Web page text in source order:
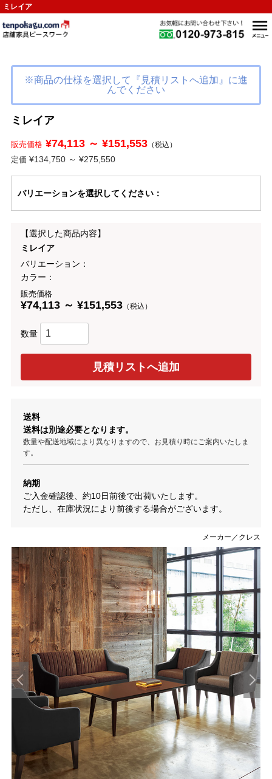
ミレイア
メーカー／クレス
※商品の仕様を選択して『見積リストへ追加』に進
んでください
ミレイア
販売価格¥74,113 ～ ¥151,553（税込）
定価 ¥134,750 ～ ¥275,550
バリエーションを選択してください：
【選択した商品内容】
ミレイア
バリエーション：
カラー：
販売価格
¥74,113 ～ ¥151,553（税込）
数量
送料
送料は別途必要となります。
数量や配送地域により異なりますので、お見積り時にご案内いたしま
す。
納期
ご入金確認後、約10日前後で出荷いたします。
ただし、在庫状況により前後する場合がございます。